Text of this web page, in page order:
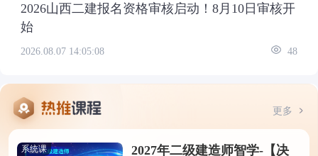
2026山西二建报名资格审核启动！8月10日审核开
始
2026.08.07 14:05:08 48
更多
系统课
2027年二级建造师智学-【决